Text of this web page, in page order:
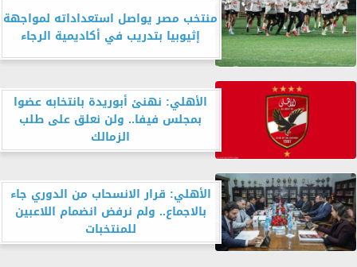
منتخب مصر يواصل استعداداته لمواجهة
إثيوبيا بتدريب في أكاديمية الرجاء
الأهلي: نهنئ أبوريدة بانتخابه عضوا
بمجلس فيفا.. ولن نعلق على طلب
الزمالك
الأهلي: قرار الانسحاب من الدوري جاء
بالاجماع.. ولم نرفض انضمام اللاعبين
للمنتخبات